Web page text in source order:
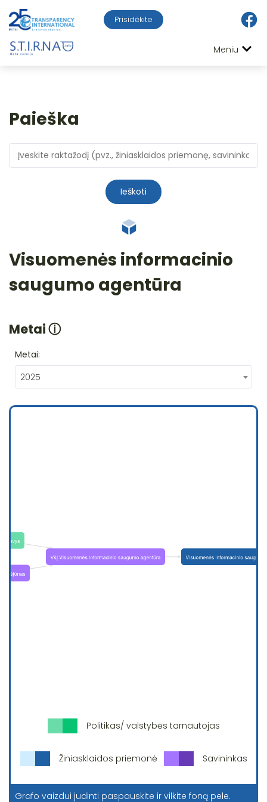
Prisidėkite
Meniu
Paieška
Ieškoti
Visuomenės informacinio
saugumo agentūra
Metaiⓘ
Metai:
2025
Politikas/ valstybės tarnautojas
Žiniasklaidos priemonė Savininkas
Grafo vaizdui judinti paspauskite ir vilkite foną pele.